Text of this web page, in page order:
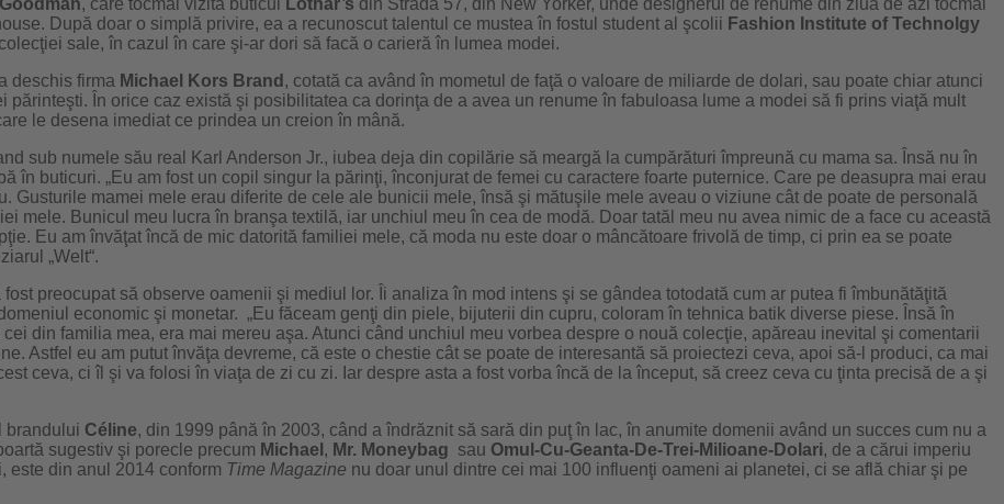
După doar o simplă privire, ea a recunoscut talentul ce mustea în fostul student al şcolii Fashion Institute of Technolgy
sale, în cazul în care şi-ar dori să facă o carieră în lumea modei.
deschis firma Michael Kors Brand , cotată ca având în mometul de faţă o valoare de miliarde de dolari, sau poate chiar atunci
În orice caz există şi posibilitatea ca dorinţa de a avea un renume în fabuloasa lume a modei să fi prins viaţă mult
le desena imediat ce prindea un creion în mână.
sub numele său real Karl Anderson Jr., iubea deja din copilărie să meargă la cumpărături împreună cu mama sa. Însă nu în
în buticuri. „Eu am fost un copil singur la părinţi, înconjurat de femei cu caractere foarte puternice. Care pe deasupra mai erau
Gusturile mamei mele erau diferite de cele ale bunicii mele, însă şi mătuşile mele aveau o viziune cât de poate de personală
mele. Bunicul meu lucra în branşa textilă, iar unchiul meu în cea de modă. Doar tatăl meu nu avea nimic de a face cu această
Eu am învăţat încă de mic datorită familiei mele, că moda nu este doar o mâncătoare frivolă de timp, ci prin ea se poate
„Welt“.
preocupat să observe oamenii şi mediul lor. Îi analiza în mod intens şi se gândea totodată cum ar putea fi îmbunătăţită
economic şi monetar. „Eu făceam genţi din piele, bijuterii din cupru, coloram în tehnica batik diverse piese. Însă în
din familia mea, era mai mereu aşa. Atunci când unchiul meu vorbea despre o nouă colecţie, apăreau inevital şi comentarii
Astfel eu am putut învăţa devreme, că este o chestie cât se poate de interesantă să proiectezi ceva, apoi să-l produci, ca mai
ceva, ci îl şi va folosi în viaţa de zi cu zi. Iar despre asta a fost vorba încă de la început, să creez ceva cu ţinta precisă de a şi
brandului Céline, din 1999 până în 2003, când a îndrăznit să sară din puţ în lac, în anumite domenii având un succes cum nu a
sugestiv şi porecle precum Michael , Mr. Moneybag sau Omul-Cu-Geanta-De-Trei-Milioane-Dolari, de a cărui imperiu
este din anul 2014 conform Time Magazine nu doar unul dintre cei mai 100 influenţi oameni ai planetei, ci se află chiar şi pe